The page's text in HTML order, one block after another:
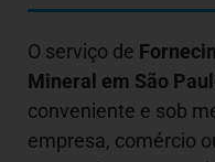
O serviço de
Mineral em São
conveniente e sob
empresa, comércio